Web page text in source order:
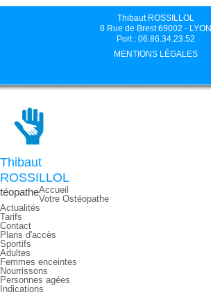
Thibaut ROSSILLOL
8 Rue de Brest 69002 - LYON
Port : 06.86.34.23.52
MENTIONS LÉGALES
Thibaut
ROSSILLOL
Accueil
Votre Ostéopathe
Actualités
Tarifs
Contact
Plans d'accès
Sportifs
Adultes
Femmes enceintes
Nourrissons
Personnes agées
Indications